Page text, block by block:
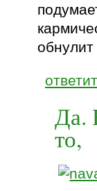
обнулит
Да.
то,